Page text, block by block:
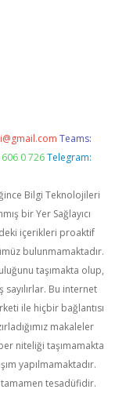
Teams:
0 726 Telegram:
Bilgi Teknolojileri
bir Yer Sağlayıcı
içerikleri proaktif
bulunmamaktadır.
taşımakta olup,
Bu internet
ile hiçbir bağlantısı
makaleler
niteliği taşımamakta
yapılmamaktadır.
tesadüfidir.